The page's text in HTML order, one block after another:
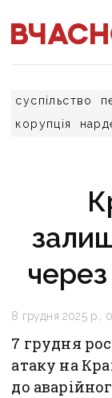
суспільство
корупція
через
8 грудня 2025 р.,
7 грудня
атаку на
до